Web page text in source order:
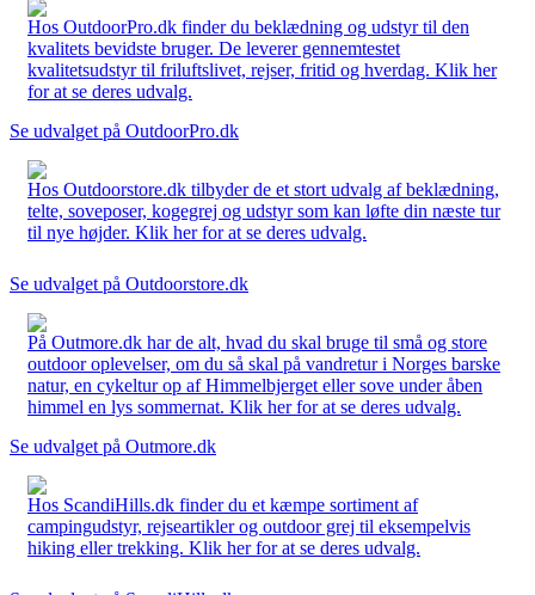
Hos OutdoorPro.dk finder du beklædning og udstyr til den
kvalitets bevidste bruger. De leverer gennemtestet
kvalitetsudstyr til friluftslivet, rejser, fritid og hverdag. Klik her
for at se deres udvalg.
Se udvalget på OutdoorPro.dk
Hos Outdoorstore.dk tilbyder de et stort udvalg af beklædning,
telte, soveposer, kogegrej og udstyr som kan løfte din næste tur
til nye højder. Klik her for at se deres udvalg.
Se udvalget på Outdoorstore.dk
På Outmore.dk har de alt, hvad du skal bruge til små og store
outdoor oplevelser, om du så skal på vandretur i Norges barske
natur, en cykeltur op af Himmelbjerget eller sove under åben
himmel en lys sommernat. Klik her for at se deres udvalg.
Se udvalget på Outmore.dk
Hos ScandiHills.dk finder du et kæmpe sortiment af
campingudstyr, rejseartikler og outdoor grej til eksempelvis
hiking eller trekking. Klik her for at se deres udvalg.